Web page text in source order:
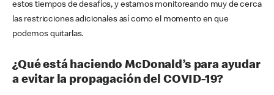
estos tiempos de desafíos, y estamos monitoreando muy de cerca
las restricciones adicionales así como el momento en que
podemos quitarlas.
¿Qué está haciendo McDonald’s para ayudar
a evitar la propagación del COVID-19?